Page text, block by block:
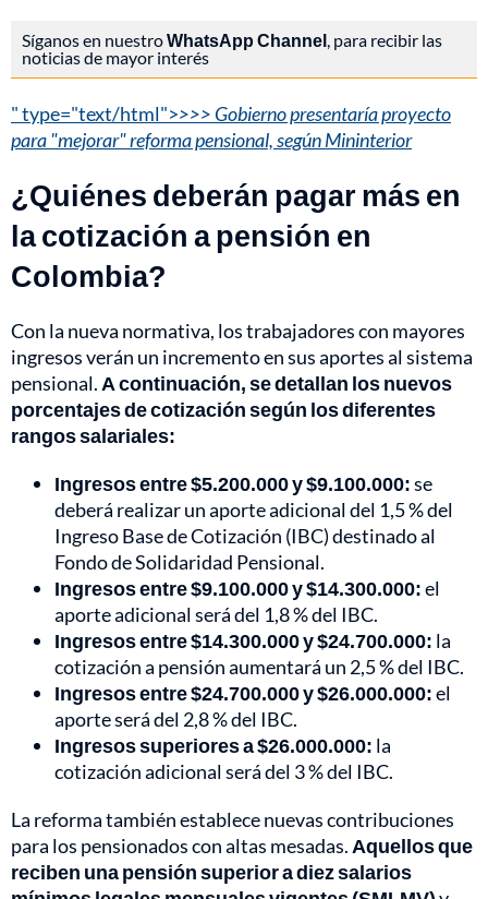
Síganos en nuestroWhatsApp Channel, para recibir las
noticias de mayor interés
" type="text/html">>>> Gobierno presentaría proyecto
para "mejorar" reforma pensional, según Mininterior
¿Quiénes deberán pagar más en
la cotización a pensión en
Colombia?
Con la nueva normativa, los trabajadores con mayores
ingresos verán un incremento en sus aportes al sistema
pensional. A continuación, se detallan los nuevos
porcentajes de cotización según los diferentes
rangos salariales:
Ingresos entre $5.200.000 y $9.100.000:se
deberá realizar un aporte adicional del 1,5 % del
Ingreso Base de Cotización (IBC) destinado al
Fondo de Solidaridad Pensional.
Ingresos entre $9.100.000 y $14.300.000:el
aporte adicional será del 1,8 % del IBC.
Ingresos entre $14.300.000 y $24.700.000: la
cotización a pensión aumentará un 2,5 % del IBC.
Ingresos entre $24.700.000 y $26.000.000:el
aporte será del 2,8 % del IBC.
Ingresos superiores a $26.000.000: la
cotización adicional será del 3 % del IBC.
La reforma también establece nuevas contribuciones
para los pensionados con altas mesadas. Aquellos que
reciben una pensión superior a diez salarios